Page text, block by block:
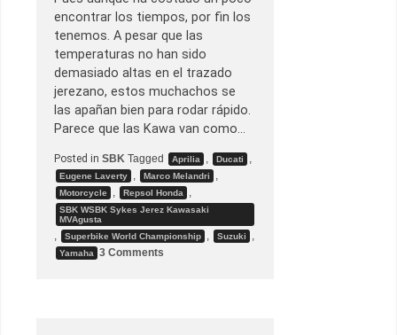
e
n
c
h
.
l
s
,
e
g
n
e
u
m
o
r
d
e
l
P
encontrar los tiempos, por fin los
tenemos. A pesar que las
temperaturas no han sido
demasiado altas en el trazado
jerezano, estos muchachos se
las apañan bien para rodar rápido.
Parece que las Kawa van como…
Posted in SBK Tagged Aprilia , Ducati ,
Eugene Laverty , Marco Melandri ,
Motorcycle , Repsol Honda ,
SBK WSBK Sykes Jerez Kawasaki
MVAgusta
, Superbike World Championship , Suzuki ,
Yamaha 3 Comments